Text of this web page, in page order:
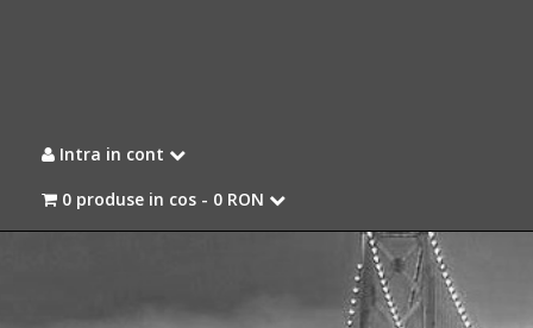
Intra in cont
0 produse in cos - 0 RON